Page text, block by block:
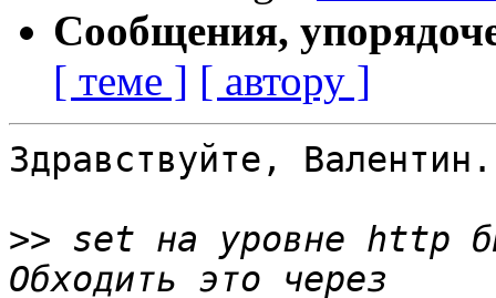
Сообщения,
[ теме ] [ автору ]
Здравствуйте, Валентин.
>> set на уровне http